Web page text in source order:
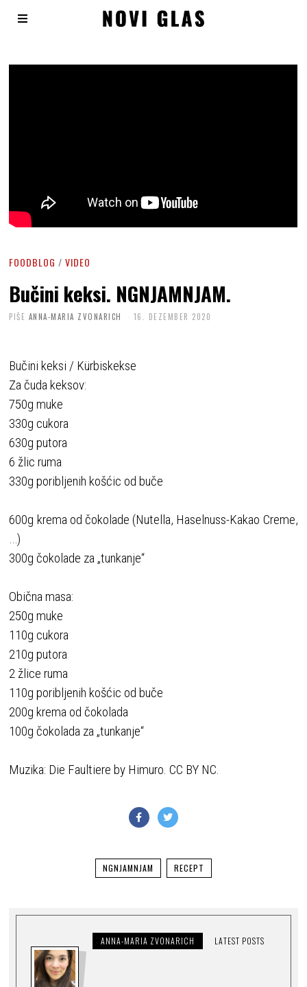
FOODBLOG / VIDEO
Bučini keksi. NGNJAMNJAM.
PIŠE ANNA-MARIA ZVONARICH 16. DEZEMBER 2020
Bučini keksi / Kürbiskekse
Za čuda keksov:
750g muke
330g cukora
630g putora
6 žlic ruma
330g poribljenih košćic od buče
600g krema od čokolade (Nutella, Haselnuss-Kakao Creme,
…)
300g čokolade za „tunkanje“
Obična masa:
250g muke
110g cukora
210g putora
2 žlice ruma
110g poribljenih košćic od buče
200g krema od čokolada
100g čokolada za „tunkanje“
Muzika: Die Faultiere by Himuro. CC BY NC.
NGNJAMNJAM RECEPT
ANNA-MARIA ZVONARICH LATEST POSTS